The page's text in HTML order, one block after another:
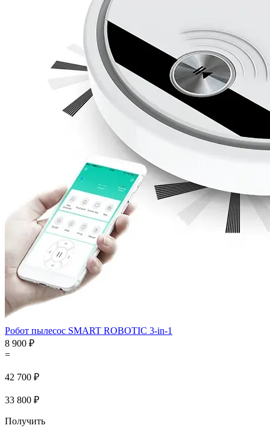
Робот пылесос SMART ROBOTIC 3-in-1
8 900 ₽
=
42 700 ₽
33 800 ₽
Получить